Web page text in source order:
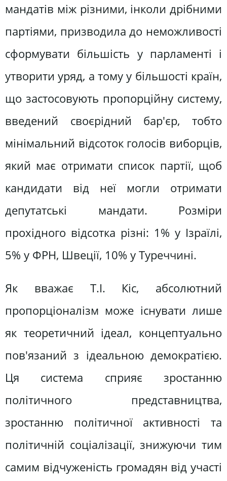
мандатів між різними, інколи дрібними
партіями, призводила до неможливості
сформувати більшість у парламенті і
утворити уряд, а тому у більшості країн,
що застосовують пропорційну систему,
введений своєрідний бар'єр, тобто
мінімальний відсоток голосів виборців,
який має отримати список партії, щоб
кандидати від неї могли отримати
депутатські мандати. Розміри
прохідного відсотка різні: 1% у Ізраїлі,
5% у ФРН, Швеції, 10% у Туреччині.
Як вважає Т.І. Кіс, абсолютний
пропорціоналізм може існувати лише
як теоретичний ідеал, концептуально
пов'язаний з ідеальною демократією.
Ця система сприяє зростанню
політичного представництва,
зростанню політичної активності та
політичній соціалізації, знижуючи тим
самим відчуженість громадян від участі